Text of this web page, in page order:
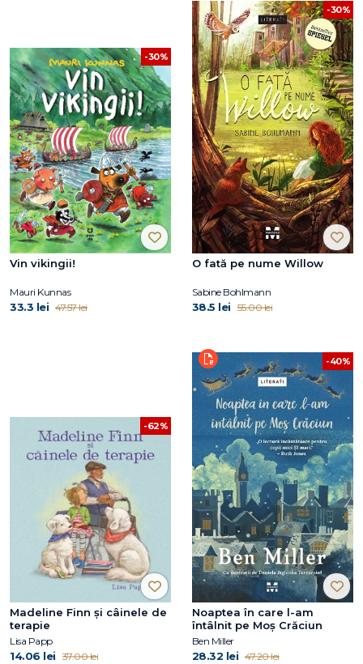
-30%
Vin vikingii!
Mauri Kunnas
33.3 lei 47.57 lei
-30%
O fată pe nume Willow
Sabine Bohlmann
38.5 lei 55.00 lei
-62%
Madeline Finn și câinele de
terapie
Lisa Papp
14.06 lei 37.00 lei
-40%
Noaptea în care l-am
întâlnit pe Moș Crăciun
Ben Miller
28.32 lei 47.20 lei